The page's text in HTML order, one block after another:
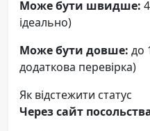
Може бути швидше:
ідеально)
Може бути довше: до
додаткова перевірка)
Як відстежити статус
Через сайт